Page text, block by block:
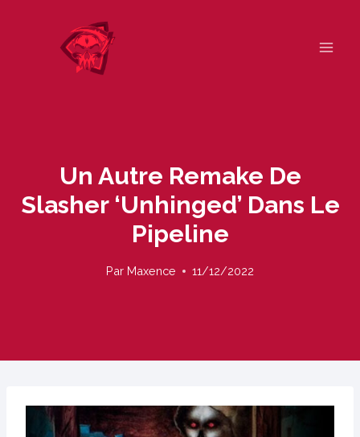
Un Autre Remake De
Slasher ‘Unhinged’ Dans Le
Pipeline
Par Maxence 11/12/2022